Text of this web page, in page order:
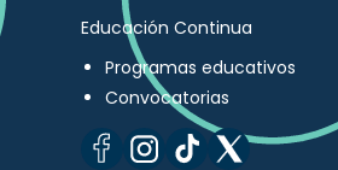
Educación Continua
Programas educativos
Convocatorias